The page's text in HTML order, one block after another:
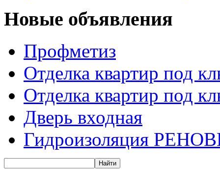
Новые объявления
Профметиз
Отделка квартир под
Отделка квартир под
Дверь входная
Гидроизоляция